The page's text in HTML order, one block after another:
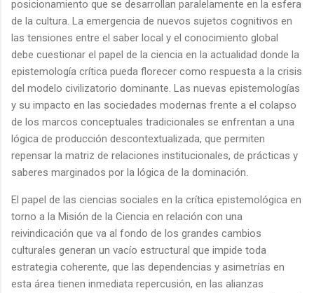
posicionamiento que se desarrollan paralelamente en la esfera
de la cultura. La emergencia de nuevos sujetos cognitivos en
las tensiones entre el saber local y el conocimiento global
debe cuestionar el papel de la ciencia en la actualidad donde la
epistemología crítica pueda florecer como respuesta a la crisis
del modelo civilizatorio dominante. Las nuevas epistemologías
y su impacto en las sociedades modernas frente a el colapso
de los marcos conceptuales tradicionales se enfrentan a una
lógica de producción descontextualizada, que permiten
repensar la matriz de relaciones institucionales, de prácticas y
saberes marginados por la lógica de la dominación.
El papel de las ciencias sociales en la crítica epistemológica en
torno a la Misión de la Ciencia en relación con una
reivindicación que va al fondo de los grandes cambios
culturales generan un vacío estructural que impide toda
estrategia coherente, que las dependencias y asimetrías en
esta área tienen inmediata repercusión, en las alianzas